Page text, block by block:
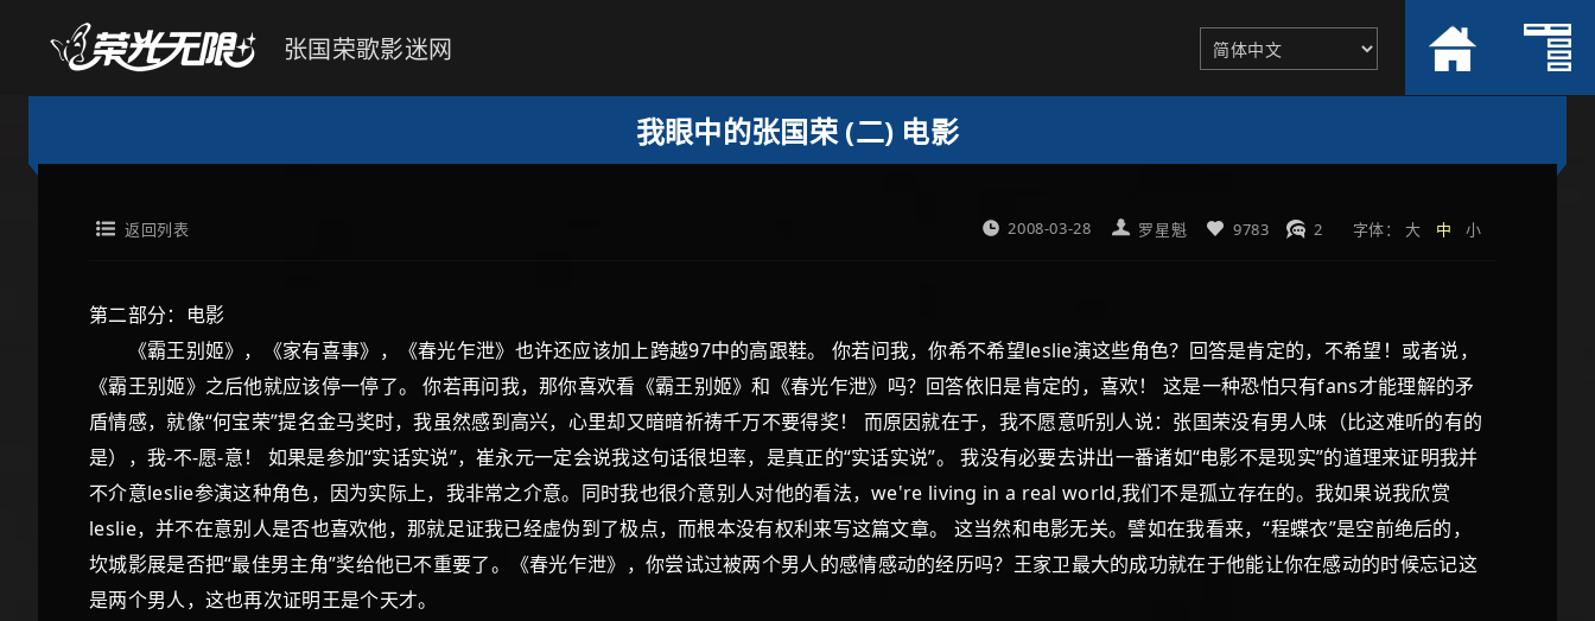
张国荣歌影迷网
我眼中的张国荣 (二) 电影
字体：大 中 小
9783 2
罗星魁
2008-03-28
返回列表
第二部分：电影
《霸王别姬》，《家有喜事》，《春光乍泄》也许还应该加上跨越97中的高跟鞋。 你若问我，你希不希望leslie演这些角色？回答是肯定的，不希望！或者说，
《霸王别姬》之后他就应该停一停了。 你若再问我，那你喜欢看《霸王别姬》和《春光乍泄》吗？回答依旧是肯定的，喜欢！ 这是一种恐怕只有fans才能理解的矛
盾情感，就像“何宝荣”提名金马奖时，我虽然感到高兴，心里却又暗暗祈祷千万不要得奖！ 而原因就在于，我不愿意听别人说：张国荣没有男人味（比这难听的有的
是），我-不-愿-意！ 如果是参加“实话实说”，崔永元一定会说我这句话很坦率，是真正的“实话实说”。 我没有必要去讲出一番诸如“电影不是现实”的道理来证明我并
不介意leslie参演这种角色，因为实际上，我非常之介意。同时我也很介意别人对他的看法，we're living in a real world,我们不是孤立存在的。我如果说我欣赏
leslie，并不在意别人是否也喜欢他，那就足证我已经虚伪到了极点，而根本没有权利来写这篇文章。 这当然和电影无关。譬如在我看来，“程蝶衣”是空前绝后的，
坎城影展是否把“最佳男主角”奖给他已不重要了。《春光乍泄》，你尝试过被两个男人的感情感动的经历吗？王家卫最大的成功就在于他能让你在感动的时候忘记这
是两个男人，这也再次证明王是个天才。